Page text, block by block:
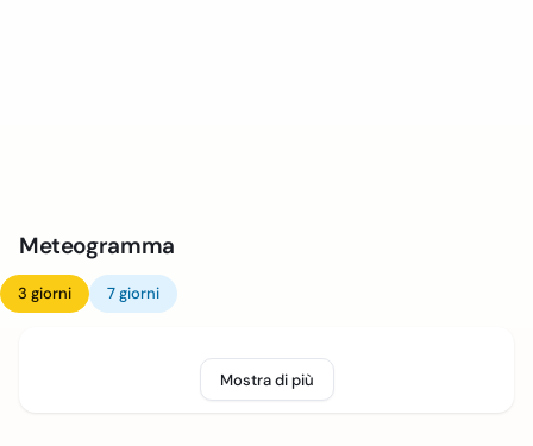
Meteogramma
3 giorni 7 giorni
Mostra di più